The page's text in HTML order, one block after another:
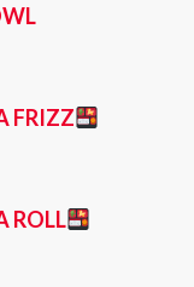
FRIZZ
ROLL